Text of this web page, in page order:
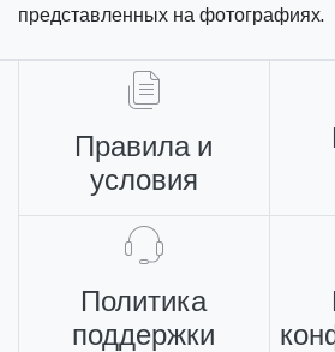
представленных на фотографиях.
Правила и
условия
Политика
поддержки